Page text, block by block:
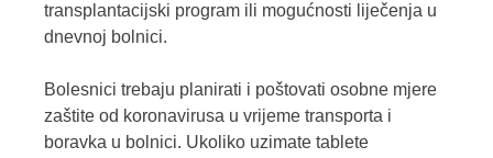
transplantacijski program ili mogućnosti liječenja u
dnevnoj bolnici.
Bolesnici trebaju planirati i poštovati osobne mjere
zaštite od koronavirusa u vrijeme transporta i
boravka u bolnici. Ukoliko uzimate tablete